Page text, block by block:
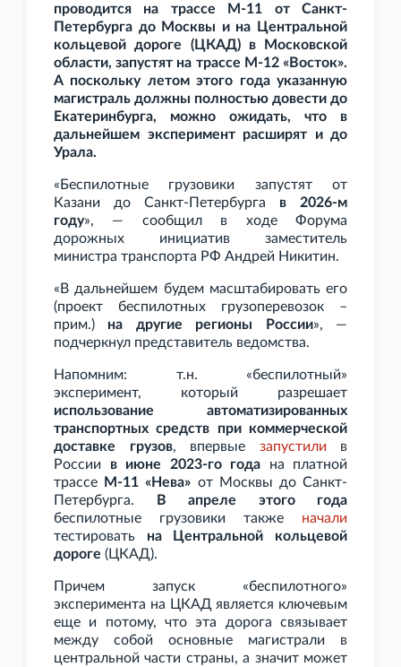
проводится на трассе М-11 от Санкт-
Петербурга до Москвы и на Центральной
кольцевой дороге (ЦКАД) в Московской
области, запустят на трассе М-12 «Восток».
А поскольку летом этого года указанную
магистраль должны полностью довести до
Екатеринбурга, можно ожидать, что в
дальнейшем эксперимент расширят и до
Урала.
«Беспилотные грузовики запустят от
Казани до Санкт-Петербурга в 2026-м
году», — сообщил в ходе Форума
дорожных инициатив заместитель
министра транспорта РФ Андрей Никитин.
«В дальнейшем будем масштабировать его
(проект беспилотных грузоперевозок –
прим.) на другие регионы России», —
подчеркнул представитель ведомства.
Напомним: т.н. «беспилотный»
эксперимент, который разрешает
использование автоматизированных
транспортных средств при коммерческой
доставке грузов, впервые запустили в
России в июне 2023-го года на платной
трассе
М-11 «Нева» от Москвы до Санкт-
Петербурга.
В апреле этого года
беспилотные грузовики также начали
тестировать на Центральной кольцевой
дороге (ЦКАД).
Причем запуск «беспилотного»
эксперимента на ЦКАД является ключевым
еще и потому, что эта дорога связывает
между собой основные магистрали в
центральной части страны, а значит может